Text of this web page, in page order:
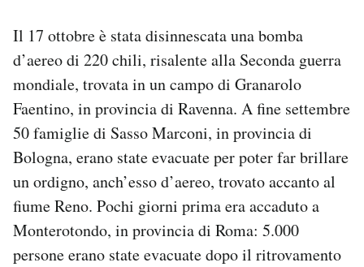
AREA PERSONALE
Area Personale
Newsletter
Notifiche mobile
Regala il Post
Il 17 ottobre è stata disinnescata una bomba
d’aereo di 220 chili, risalente alla Seconda guerra
mondiale, trovata in un campo di Granarolo
Faentino, in provincia di Ravenna. A fine settembre
50 famiglie di Sasso Marconi, in provincia di
Bologna, erano state evacuate per poter far brillare
un ordigno, anch’esso d’aereo, trovato accanto al
fiume Reno. Pochi giorni prima era accaduto a
Monterotondo, in provincia di Roma: 5.000
persone erano state evacuate dopo il ritrovamento